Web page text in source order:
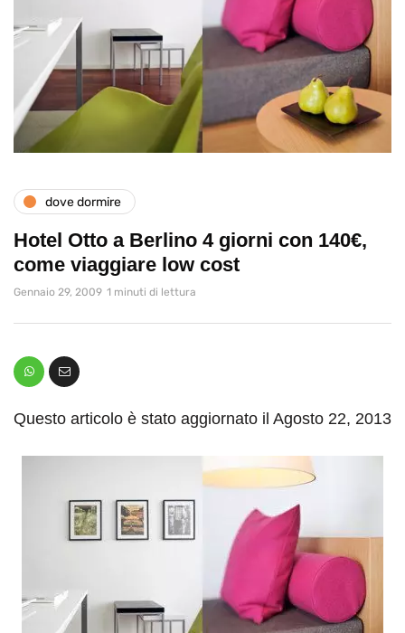
dove dormire
Hotel Otto a Berlino 4 giorni con 140€,
come viaggiare low cost
Gennaio 29, 2009 1 minuti di lettura
Questo articolo è stato aggiornato il Agosto 22, 2013